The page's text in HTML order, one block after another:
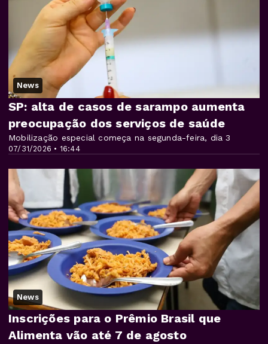
News
07/31/2026 • 16:44
SP: alta de casos de sarampo aumenta
preocupação dos serviços de saúde
Mobilização especial começa na segunda-feira, dia 3
News
Inscrições para o Prêmio Brasil que
Alimenta vão até 7 de agosto